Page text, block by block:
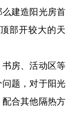
建造阳光房首
部开较大的天
房、活动区等
题，对于阳光
合其他隔热方